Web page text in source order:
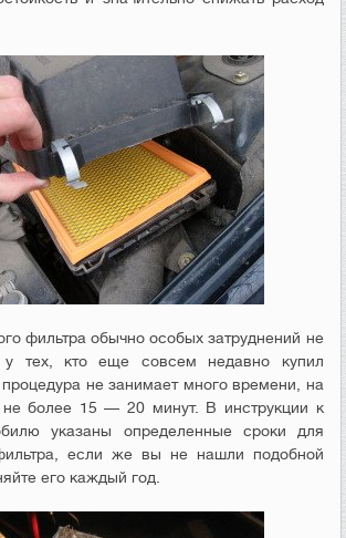
фильтра обычно особых затруднений не
тех, кто еще совсем недавно купил
не занимает много времени, на
не более 15 — 20 минут. В инструкции к
указаны определенные сроки для
если же вы не нашли подобной
его каждый год.